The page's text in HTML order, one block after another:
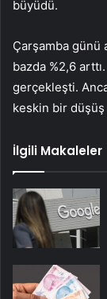
büyüdü.
Çarşamba günü
bazda %2,6
gerçekleşti.
keskin bir
İlgili Makaleler